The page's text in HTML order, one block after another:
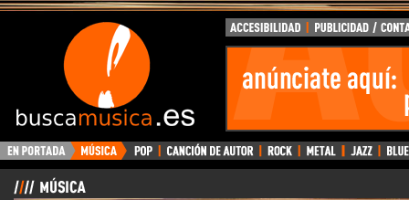
BuscaMusica.es